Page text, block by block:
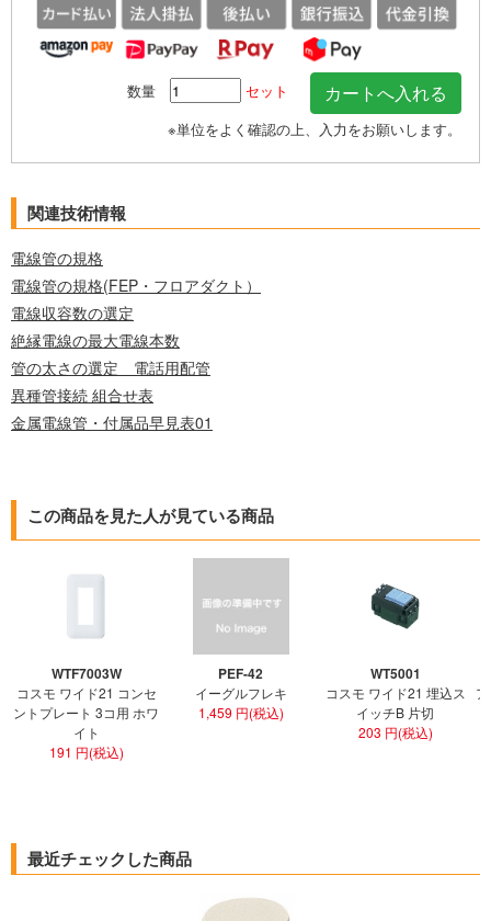
数量
セット
※単位をよく確認の上、入力をお願いします。
関連技術情報
電線管の規格
電線管の規格(FEP・フロアダクト）
電線収容数の選定
絶縁電線の最大電線本数
管の太さの選定 電話用配管
異種管接続 組合せ表
金属電線管・付属品早見表01
この商品を見た人が見ている商品
WTF7003W
コスモ ワイド21 コンセ
ントプレート 3コ用 ホワ
イト
191 円(税込)
PEF-42
イーグルフレキ
1,459 円(税込)
WT5001
コスモ ワイド21 埋込ス
イッチB 片切
203 円(税込)
最近チェックした商品